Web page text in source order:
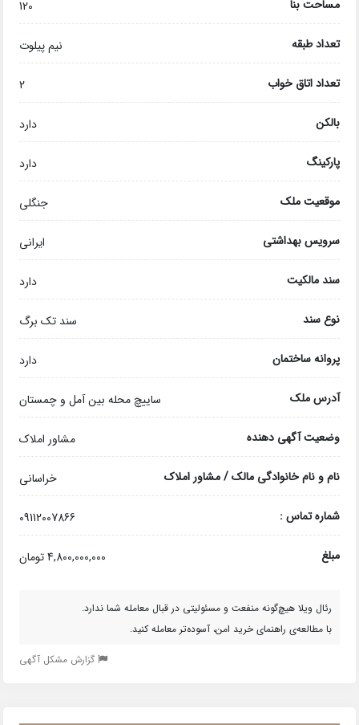
مساحت بنا 120
تعداد طبقه نیم پیلوت
تعداد اتاق خواب 2
بالکن دارد
پارکینگ دارد
موقعیت ملک جنگلی
سرویس بهداشتی ایرانی
سند مالکیت دارد
نوع سند سند تک برگ
پروانه ساختمان دارد
آدرس ملک ساییچ محله بین آمل و چمستان
وضعیت آگهی دهنده مشاور املاک
نام و نام خانوادگی مالک / مشاور املاک خراسانی
شماره تماس : 09112007866
مبلغ 4,800,000,000 تومان
رئال ویلا هیچ‌گونه منفعت و مسئولیتی در قبال معامله شما ندارد.
با مطالعه‌ی راهنمای خرید امن، آسوده‌تر معامله کنید.
گزارش مشکل آگهی